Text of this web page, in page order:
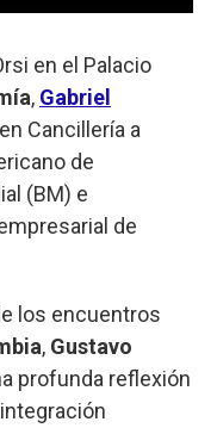
en el Palacio
, Gabriel
Cancillería a
de
(BM) e
de
los encuentros
, Gustavo
profunda reflexión